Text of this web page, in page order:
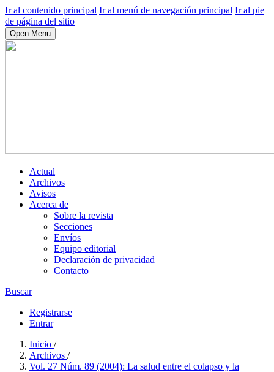
Ir al contenido principal Ir al menú de navegación principal Ir al pie
de página del sitio
Open Menu
Actual
Archivos
Avisos
Acerca de
Sobre la revista
Secciones
Envíos
Equipo editorial
Declaración de privacidad
Contacto
Buscar
Registrarse
Entrar
Inicio /
Archivos /
Vol. 27 Núm. 89 (2004): La salud entre el colapso y la